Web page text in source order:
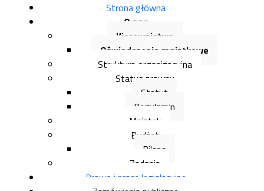
Strona główna
O nas
Kierownictwo
Oświadczenia majątkowe
Struktura organizacyjna
Status prawny
Statut
Regulamin
Majątek
Budżet
Bilans
Zadania
Prawo i prace legislacyjne